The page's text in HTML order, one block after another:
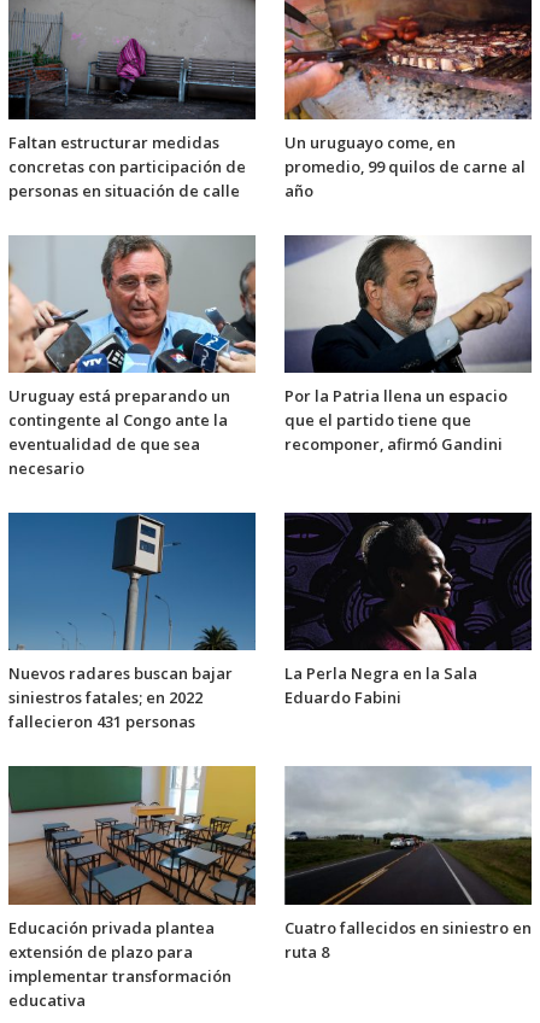
Faltan estructurar medidas
concretas con participación de
personas en situación de calle
Un uruguayo come, en
promedio, 99 quilos de carne al
año
Uruguay está preparando un
contingente al Congo ante la
eventualidad de que sea
necesario
Por la Patria llena un espacio
que el partido tiene que
recomponer, afirmó Gandini
Nuevos radares buscan bajar
siniestros fatales; en 2022
fallecieron 431 personas
La Perla Negra en la Sala
Eduardo Fabini
Educación privada plantea
extensión de plazo para
implementar transformación
educativa
Cuatro fallecidos en siniestro en
ruta 8